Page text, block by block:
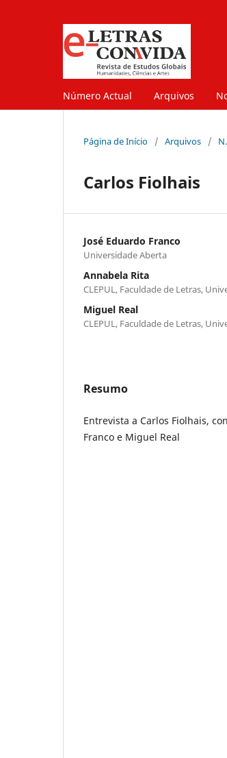
Número Actual Arquivos
Página de Início / Arquivos /
Carlos Fiolhais
José Eduardo Franco
Universidade Aberta
Annabela Rita
CLEPUL, Faculdade de Letras,
Miguel Real
CLEPUL, Faculdade de Letras,
Resumo
Entrevista a Carlos Fiolhais,
Franco e Miguel Real